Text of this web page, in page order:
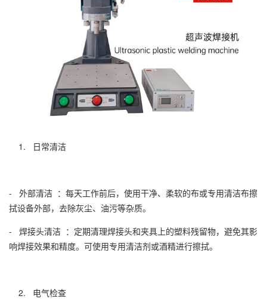
1. 日常清洁
- 外部清洁 ：每天工作前后，使用干净、柔软的布或专用清洁布擦
拭设备外部，去除灰尘、油污等杂质。
- 焊接头清洁 ：定期清理焊接头和夹具上的塑料残留物，避免其影
响焊接效果和精度。可使用专用清洁剂或酒精进行擦拭。
2. 电气检查